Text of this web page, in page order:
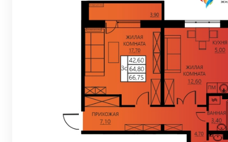
Евро 2-
Евро 3-
Евро 4-
Квартиры в
Квартиры в
Квартиры на
Квартиры в